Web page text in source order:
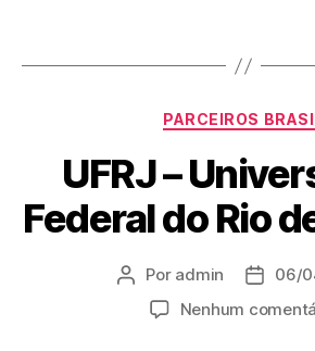
PARCEIROS
UFRJ –
Federal do Rio
Por admin
06/
Nenhum